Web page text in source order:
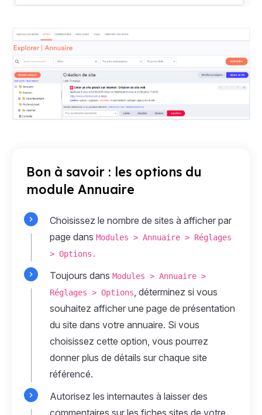
Bon à savoir : les options du
module Annuaire
Choisissez le nombre de sites à afficher par
page dans Modules > Annuaire > Réglages
> Options.
Toujours dans Modules > Annuaire >
Réglages > Options , déterminez si vous
souhaitez afficher une page de présentation
du site dans votre annuaire. Si vous
choisissez cette option, vous pourrez
donner plus de détails sur chaque site
référencé.
Autorisez les internautes à laisser des
commentaires sur les fiches sites de votre